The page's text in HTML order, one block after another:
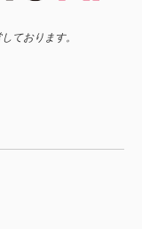
ております。